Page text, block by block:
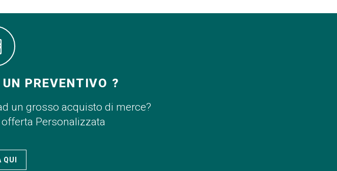
PREVENTIVO ?
un grosso acquisto di merce?
Personalizzata